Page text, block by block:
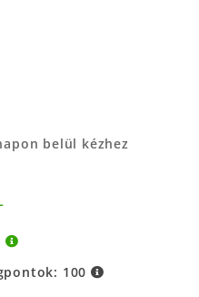
belül kézhez
100